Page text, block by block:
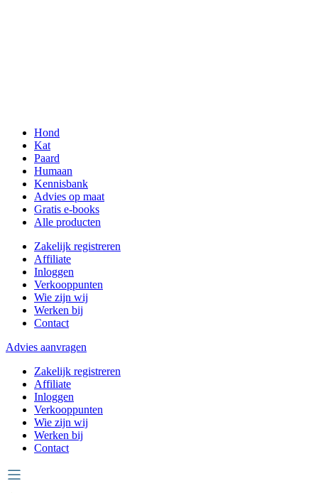
Hond
Kat
Paard
Humaan
Kennisbank
Advies op maat
Gratis e-books
Alle producten
Zakelijk registreren
Affiliate
Inloggen
Verkooppunten
Wie zijn wij
Werken bij
Contact
Advies aanvragen
Zakelijk registreren
Affiliate
Inloggen
Verkooppunten
Wie zijn wij
Werken bij
Contact